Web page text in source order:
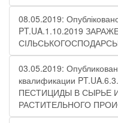
08.05.2019: Опубліковано
PT.UA.1.10.2019
03.05.2019:
квалификации
ПЕСТИЦИДЫ В СЫРЬЕ
РАСТИТЕЛЬНОГО